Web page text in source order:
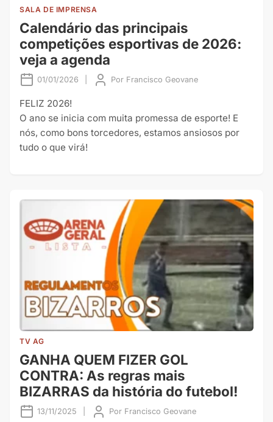
SALA DE IMPRENSA
Calendário das principais
competições esportivas de 2026:
veja a agenda
01/01/2026 Por Francisco Geovane
FELIZ 2026!
O ano se inicia com muita promessa de esporte! E
nós, como bons torcedores, estamos ansiosos por
tudo o que virá!
TV AG
GANHA QUEM FIZER GOL
CONTRA: As regras mais
BIZARRAS da história do futebol!
13/11/2025 Por Francisco Geovane